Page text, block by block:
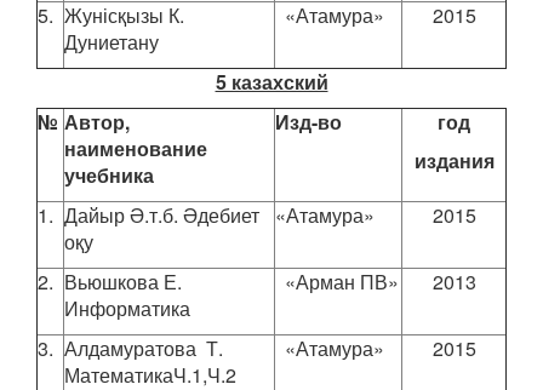
5. Жунісқызы К.
Дуниетану
«Атамура» 2015
5 казахский
№ Автор,
наименование
учебника
Изд-во
год
издания
1. Дайыр Ә.т.б. Әдебиет
оқу
«Атамура» 2015
2. Вьюшкова Е.
Информатика
«Арман ПВ» 2013
3. Алдамуратова Т.
МатематикаЧ.1,Ч.2
«Атамура» 2015